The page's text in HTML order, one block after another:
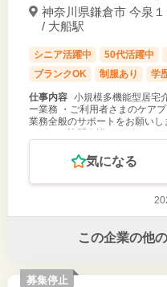
神奈川県鎌倉市 今泉
/ 大船駅
シニア活躍中 50代活躍中
ブランクOK
制服あり 学
仕事内容 小規模多機能型居宅
ー業務 ・ご利用者さまのケア
業務全般のサポートをお願いし
ービス・訪問介護サービスを
で生活できるようサ
気になる
この企業の他
募集停止